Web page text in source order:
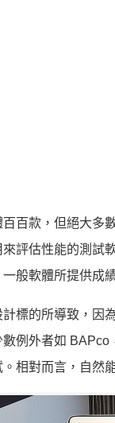
百款，但絕大多
評估性能的測試
般軟體所提供成
標的所導致，因
例外者如
相對而言，自然